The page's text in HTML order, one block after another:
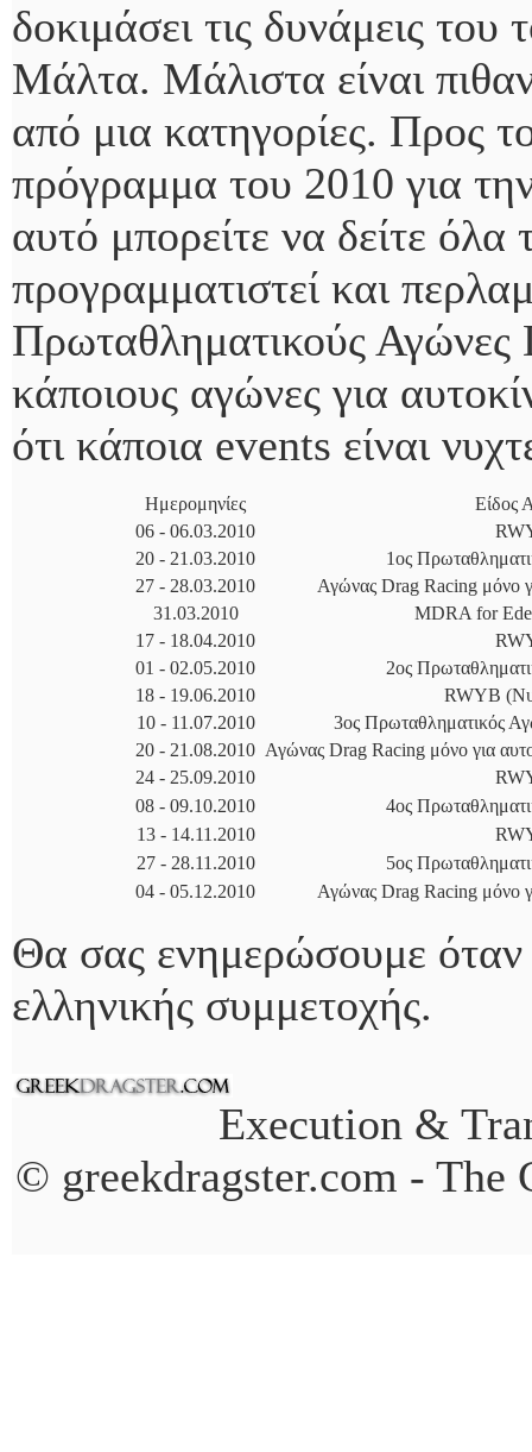
δοκιμάσει τις δυνάμεις
Μάλτα. Μάλιστα είναι
από μια κατηγορίες. Προς
πρόγραμμα του 2010 για
αυτό μπορείτε να δείτε
προγραμματιστεί και
Πρωταθληματικούς
κάποιους αγώνες για
ότι κάποια events είναι
Ημερομηνίες
Είδος
06 - 06.03.2010
20 - 21.03.2010
1ος
27 - 28.03.2010
Αγώνας Drag Racing μόνο
31.03.2010
MDRA for
17 - 18.04.2010
01 - 02.05.2010
2ος
18 - 19.06.2010
RWYB
10 - 11.07.2010
3ος Πρωταθληματικός
20 - 21.08.2010 Αγώνας Drag Racing μόνο για
24 - 25.09.2010
08 - 09.10.2010
4ος
13 - 14.11.2010
27 - 28.11.2010
5ος
04 - 05.12.2010
Αγώνας Drag Racing μόνο
Θα σας ενημερώσουμε όταν
ελληνικής συμμετοχής.
Execution &
© greekdragster.com - The